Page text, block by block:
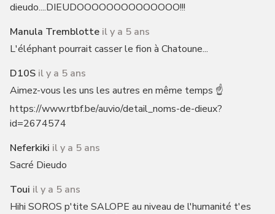
dieudo....DIEUDOOOOOOOOOOOOOO!!!
Manula Tremblotte il y a 5 ans
L'éléphant pourrait casser le fion à Chatoune...
D10S il y a 5 ans
Aimez-vous les uns les autres en même temps ☝️
https://www.rtbf.be/auvio/detail_noms-de-dieux?
id=2674574
Neferkiki il y a 5 ans
Sacré Dieudo
Toui il y a 5 ans
Hihi SOROS p'tite SALOPE au niveau de l'humanité t'es